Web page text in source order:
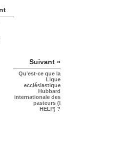
Suivant »
Qu’est-ce que la
Ligue
ecclésiastique
Hubbard
internationale des
pasteurs (I
HELP) ?